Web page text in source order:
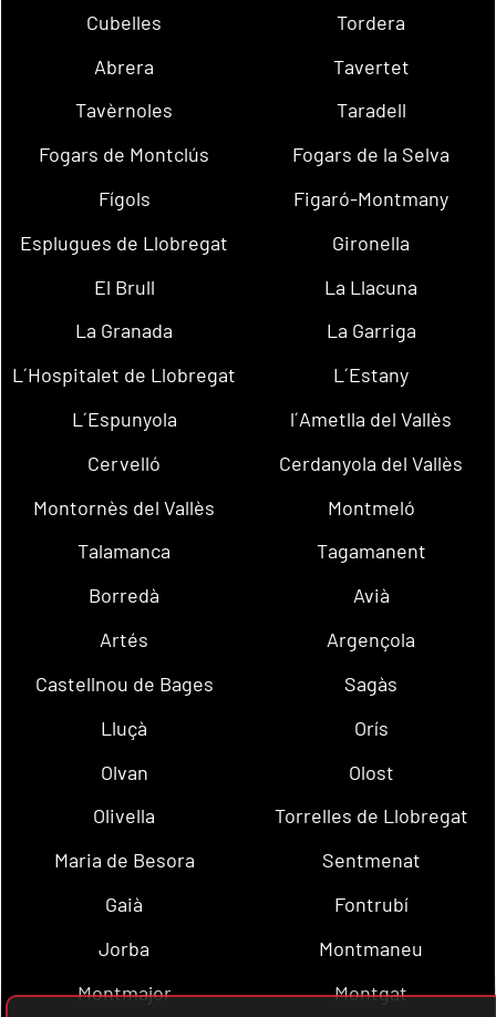
Cubelles
Tordera
Abrera
Tavertet
Tavèrnoles
Taradell
Fogars de Montclús
Fogars de la Selva
Fígols
Figaró-Montmany
Esplugues de Llobregat
Gironella
El Brull
La Llacuna
La Granada
La Garriga
L´Hospitalet de Llobregat
L´Estany
L´Espunyola
l´Ametlla del Vallès
Cervelló
Cerdanyola del Vallès
Montornès del Vallès
Montmeló
Talamanca
Tagamanent
Borredà
Avià
Artés
Argençola
Castellnou de Bages
Sagàs
Lluçà
Orís
Olvan
Olost
Olivella
Torrelles de Llobregat
Maria de Besora
Sentmenat
Gaià
Fontrubí
Jorba
Montmaneu
Montmajor
Montgat